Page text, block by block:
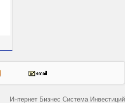
Интернет Бизнес Система Инвестиций